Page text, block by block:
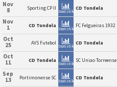
Nov
8
Sporting CP II
Statistika
CD Tondela
Nov
1
CD Tondela
Statistika
FC Felgueiras 1932
Oct
25
AVS Futebol
Statistika
CD Tondela
Oct
11
CD Tondela
Statistika
SC Uniao Torreense
Sep
13
Portimonense SC
Statistika
CD Tondela